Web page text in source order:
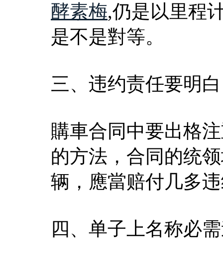
酵素梅,仍是以里程
是不是對等。
三、违约责任要明白
購車合同中要出格
的方法，合同的统
辆，應當赔付几多
四、单子上名称必